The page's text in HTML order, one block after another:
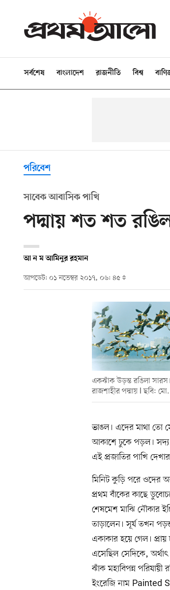
সর্বশেষ বাংলাদেশ রাজনীতি বিশ্ব
পরিবেশ
সাবেক আবাসিক পাখি
পদ্মায় শত শত
আ ন ম আমিনুর রহমান
আপডেট: ০১ নভেম্বর ২০১৭, ০৬: ৪৫
একঝাঁক উড়ন্ত রঙিলা
রাজশাহীর পদ্মায় l ছবি:
ভাঙল। এদের মাথা তো
আকাশে ঢুকে পড়ল। সদ্য
এই প্রজাতির পাখি
মিনিট কুড়ি পরে ওদের
প্রথম বাঁকের কাছে
শেষমেশ মাঝি নৌকার
তাড়ালেন। সূর্য তখন
একাকার হয়ে গেল।
এসেছিল সেদিকে, অর্থাৎ
ঝাঁক মহাবিপন্ন পরিযায়ী
ইংরেজি নাম Painted